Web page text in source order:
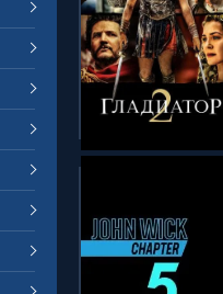
СМОТРЕТЬ ОНЛАЙН